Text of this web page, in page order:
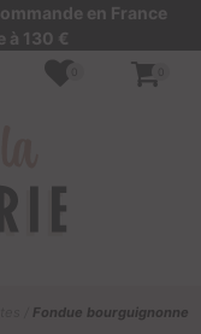
en France
à 130 €
Fondue bourguignonne